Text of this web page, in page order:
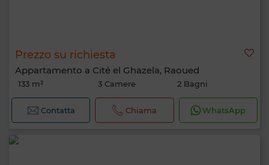
Prezzo su richiesta
Appartamento a Cité el Ghazela, Raoued
133 m² 3 Camere 2 Bagni
Contatta Chiama WhatsApp